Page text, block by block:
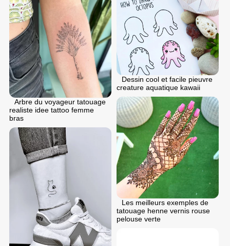
Dessin cool et facile pieuvre
creature aquatique kawaii
Arbre du voyageur tatouage
realiste idee tattoo femme
bras
Les meilleurs exemples de
tatouage henne vernis rouse
pelouse verte